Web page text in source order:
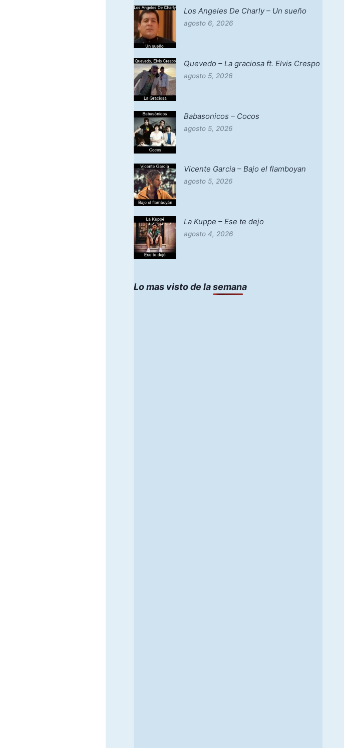
Los Angeles De Charly – Un sueño
agosto 6, 2026
Quevedo – La graciosa ft. Elvis Crespo
agosto 5, 2026
Babasonicos – Cocos
agosto 5, 2026
Vicente Garcia – Bajo el flamboyan
agosto 5, 2026
La Kuppe – Ese te dejo
agosto 4, 2026
Lo mas visto de la semana